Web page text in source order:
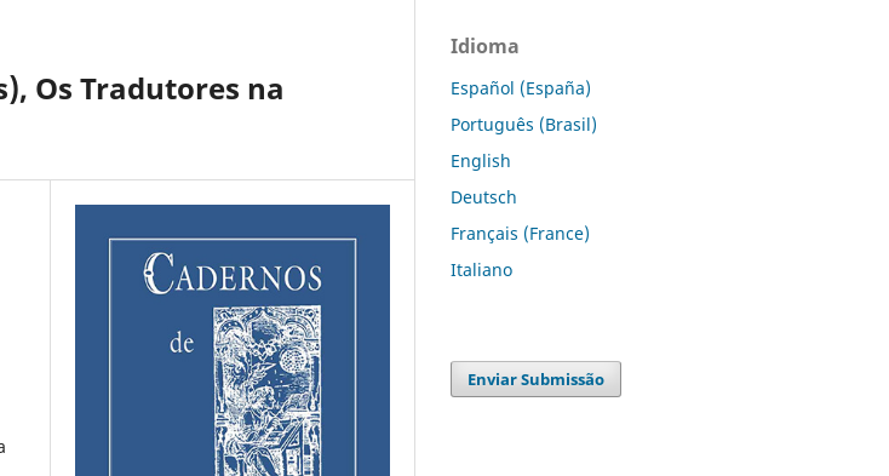
Os Tradutores na
Idioma
Español (España)
Português (Brasil)
English
Deutsch
Français (France)
Italiano
Enviar Submissão